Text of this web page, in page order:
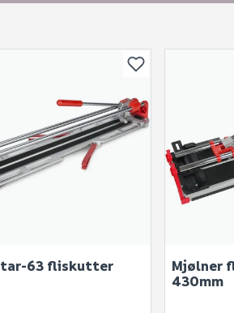
63 fliskutter
Mjølner
430mm